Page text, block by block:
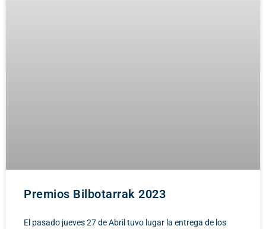
Premios Bilbotarrak 2023
El pasado jueves 27 de Abril tuvo lugar la entrega de los